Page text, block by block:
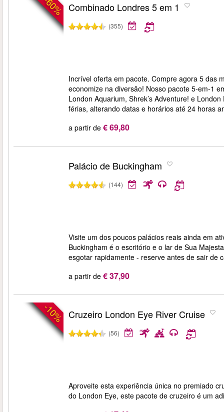
-60% Combinado Londres 5 em 1
(355)
Incrível oferta em pacote. Compre agora 5 das
economize na diversão! Nosso pacote 5-em-1
London Aquarium, Shrek’s Adventure! e
férias, alterando datas e horários até 24 horas
a partir de € 69,80
Palácio de Buckingham
(144)
Visite um dos poucos palácios reais ainda em
Buckingham é o escritório e o lar de Sua
esgotar rapidamente - reserve antes de sair de
a partir de € 37,90
-10% Cruzeiro London Eye River Cruise
(56)
Aproveite esta experiência única no premiado
do London Eye, este pacote de cruzeiro é um